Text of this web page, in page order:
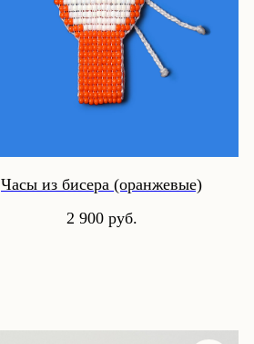
Часы из бисера (оранжевые)
2 900 руб.